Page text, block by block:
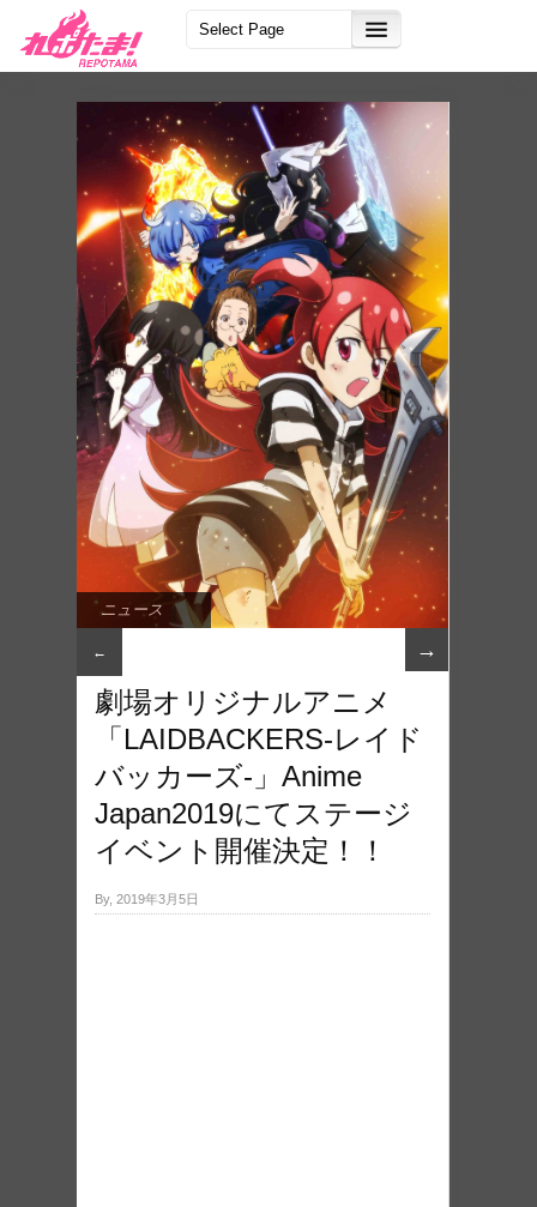
ニュース
← →
劇場オリジナルアニメ
「LAIDBACKERS-レイド
バッカーズ-」Anime
Japan2019にてステージ
イベント開催決定！！
By, 2019年3月5日